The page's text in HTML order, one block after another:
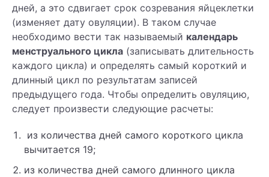
дней, а это сдвигает срок созревания яйцеклетки
(изменяет дату овуляции). В таком случае
необходимо вести так называемый календарь
менструального цикла (записывать длительность
каждого цикла) и определять самый короткий и
длинный цикл по результатам записей
предыдущего года. Чтобы определить овуляцию,
следует произвести следующие расчеты:
из количества дней самого короткого цикла
вычитается 19;
из количества дней самого длинного цикла